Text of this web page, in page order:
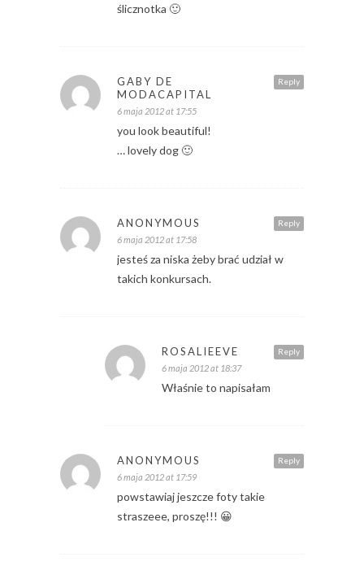
ślicznotka 🙂
Reply
GABY DE
MODACAPITAL
6 maja 2012 at 17:55
you look beautiful!
… lovely dog 🙂
Reply
ANONYMOUS
6 maja 2012 at 17:58
jesteś za niska żeby brać udział w
takich konkursach.
Reply
ROSALIEEVE
6 maja 2012 at 18:37
Właśnie to napisałam
Reply
ANONYMOUS
6 maja 2012 at 17:59
powstawiaj jeszcze foty takie
straszeee, proszę!!! 😀